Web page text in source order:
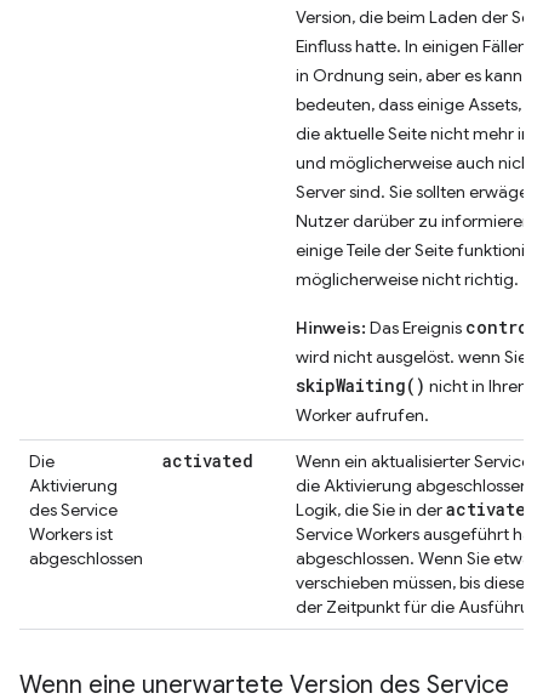
Version, die beim Laden der
Einfluss hatte. In einigen Fällen
in Ordnung sein, aber es kann
bedeuten, dass einige Assets,
die aktuelle Seite nicht mehr im
und möglicherweise auch
Server sind. Sie sollten
Nutzer darüber zu informieren,
einige Teile der Seite
möglicherweise nicht richtig.
Hinweis: Das Ereignis
wird nicht ausgelöst. wenn Sie
skipWaiting() nicht in Ihrem
Worker aufrufen.
Die
Aktivierung
des Service
Workers ist
abgeschlossen
activated
Wenn ein aktualisierter Service
die Aktivierung abgeschlossen
Logik, die Sie in deractivate
Service Workers ausgeführt
abgeschlossen. Wenn Sie etwas
verschieben müssen, bis diese
der Zeitpunkt für die
Wenn eine unerwartete Version des Service